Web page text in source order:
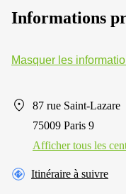
Informations
Masquer les
87 rue Saint-Lazare
75009 Paris 9
Afficher tous les
Itinéraire à suivre